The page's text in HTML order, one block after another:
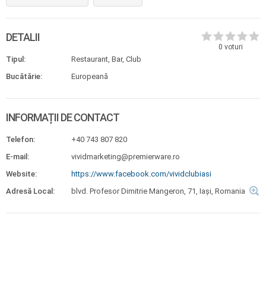
0 voturi
DETALII
Tipul:
Restaurant, Bar, Club
Bucătărie:
Europeană
INFORMAȚII DE CONTACT
Telefon:
+40 743 807 820
E-mail:
vividmarketing@premierware.ro
Website:
https://www.facebook.com/vividclubiasi
Adresă Local:
blvd. Profesor Dimitrie Mangeron, 71, Iași, Romania